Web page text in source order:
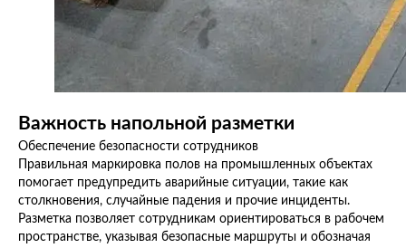
Важность напольной разметки
Обеспечение безопасности сотрудников
Правильная маркировка полов на промышленных объектах
помогает предупредить аварийные ситуации, такие как
столкновения, случайные падения и прочие инциденты.
Разметка позволяет сотрудникам ориентироваться в рабочем
пространстве, указывая безопасные маршруты и обозначая